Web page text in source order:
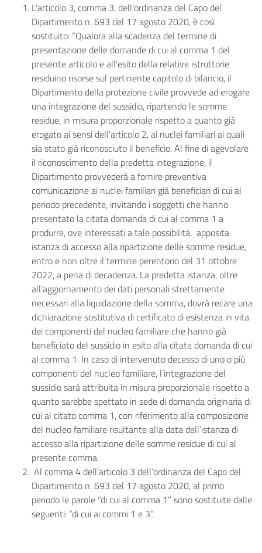
L’articolo 3, comma 3, dell’ordinanza del Capo del
Dipartimento n. 693 del 17 agosto 2020, è così
sostituito: “Qualora alla scadenza del termine di
presentazione delle domande di cui al comma 1 del
presente articolo e all’esito della relative istruttorie
residuino risorse sul pertinente capitolo di bilancio, il
Dipartimento della protezione civile provvede ad erogare
una integrazione del sussidio, ripartendo le somme
residue, in misura proporzionale rispetto a quanto già
erogato ai sensi dell’articolo 2, ai nuclei familiari ai quali
sia stato già riconosciuto il beneficio. Al fine di agevolare
il riconoscimento della predetta integrazione, il
Dipartimento provvederà a fornire preventiva
comunicazione ai nuclei familiari già beneficiari di cui al
periodo precedente, invitando i soggetti che hanno
presentato la citata domanda di cui al comma 1 a
produrre, ove interessati a tale possibilità, apposita
istanza di accesso alla ripartizione delle somme residue,
entro e non oltre il termine perentorio del 31 ottobre
2022, a pena di decadenza. La predetta istanza, oltre
all’aggiornamento dei dati personali strettamente
necessari alla liquidazione della somma, dovrà recare una
dichiarazione sostitutiva di certificato di esistenza in vita
dei componenti del nucleo familiare che hanno già
beneficiato del sussidio in esito alla citata domanda di cui
al comma 1. In caso di intervenuto decesso di uno o più
componenti del nucleo familiare, l’integrazione del
sussidio sarà attribuita in misura proporzionale rispetto a
quanto sarebbe spettato in sede di domanda originaria di
cui al citato comma 1, con riferimento alla composizione
del nucleo familiare risultante alla data dell’istanza di
accesso alla ripartizione delle somme residue di cui al
presente comma.
Al comma 4 dell’articolo 3 dell’ordinanza del Capo del
Dipartimento n. 693 del 17 agosto 2020, al primo
periodo le parole “di cui al comma 1” sono sostituite dalle
seguenti: “di cui ai commi 1 e 3”.